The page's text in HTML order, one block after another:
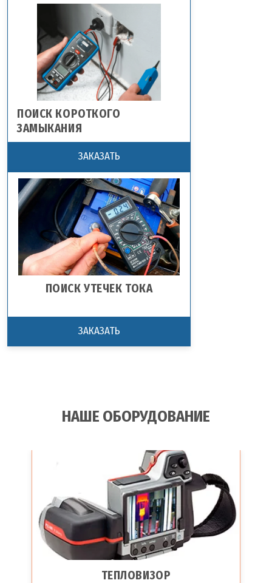
ПОИСК КОРОТКОГО
ЗАМЫКАНИЯ
ЗАКАЗАТЬ
ПОИСК УТЕЧЕК ТОКА
ЗАКАЗАТЬ
НАШЕ ОБОРУДОВАНИЕ
ТЕПЛОВИЗОР